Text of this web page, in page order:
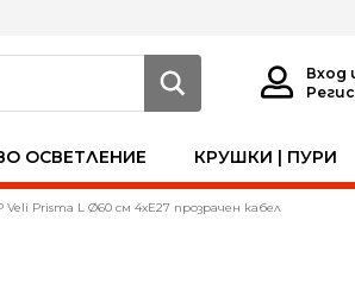
ОСВЕТЛЕНИЕ КРУШКИ | ПУРИ
Вход
Veli Prisma L Ø60 см 4xE27 прозрачен кабел